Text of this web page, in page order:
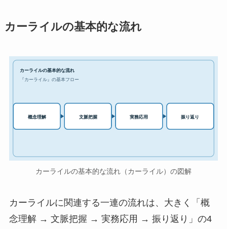
カーライルの基本的な流れ
カーライルの基本的な流れ
『カーライル』の基本フロー
概念理解 文脈把握 実務応用 振り返り
カーライルの基本的な流れ（カーライル）の図解
カーライルに関連する一連の流れは、大きく「概
念理解 → 文脈把握 → 実務応用 → 振り返り」の4